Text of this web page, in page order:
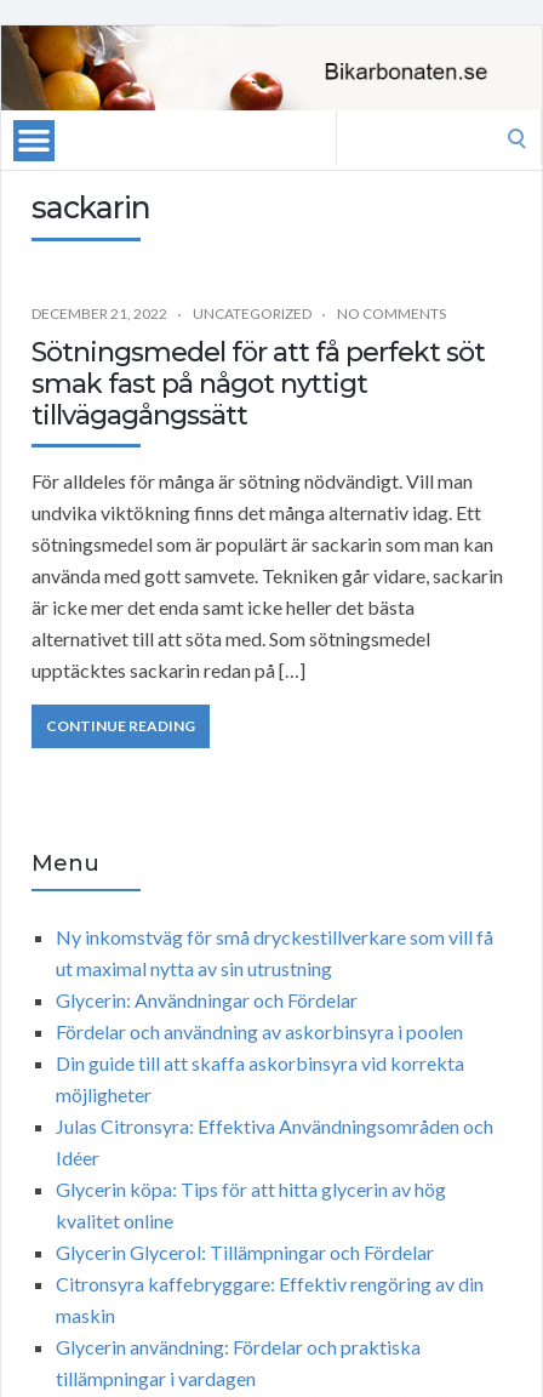
sackarin
DECEMBER 21, 2022 UNCATEGORIZED NO COMMENTS
Sötningsmedel för att få perfekt söt
smak fast på något nyttigt
tillvägagångssätt
För alldeles för många är sötning nödvändigt. Vill man
undvika viktökning finns det många alternativ idag. Ett
sötningsmedel som är populärt är sackarin som man kan
använda med gott samvete. Tekniken går vidare, sackarin
är icke mer det enda samt icke heller det bästa
alternativet till att söta med. Som sötningsmedel
upptäcktes sackarin redan på […]
CONTINUE READING
Menu
Ny inkomstväg för små dryckestillverkare som vill få
ut maximal nytta av sin utrustning
Glycerin: Användningar och Fördelar
Fördelar och användning av askorbinsyra i poolen
Din guide till att skaffa askorbinsyra vid korrekta
möjligheter
Julas Citronsyra: Effektiva Användningsområden och
Idéer
Glycerin köpa: Tips för att hitta glycerin av hög
kvalitet online
Glycerin Glycerol: Tillämpningar och Fördelar
Citronsyra kaffebryggare: Effektiv rengöring av din
maskin
Glycerin användning: Fördelar och praktiska
tillämpningar i vardagen